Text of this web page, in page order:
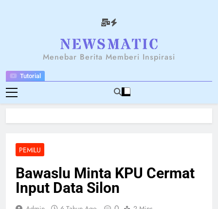
Tutorial
NEWSANTARA
Menebar Berita Memberi Inspirasi
PEMILU
Bawaslu Minta KPU Cermat
Input Data Silon